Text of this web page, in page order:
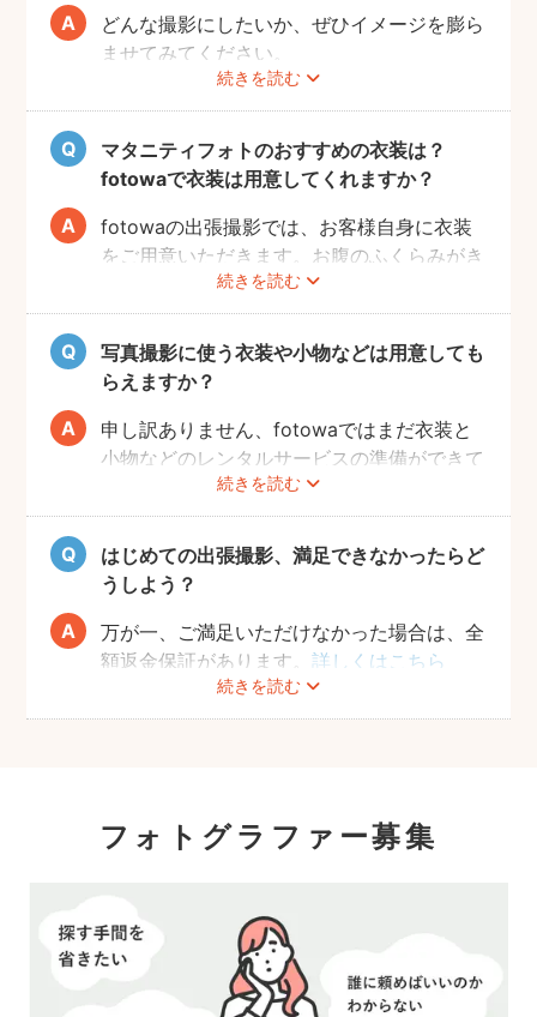
続きを読む
どんな撮影にしたいか、ぜひイメージを膨ら
ませてみてください。
Instagramやママ向けの雑誌などで、素敵な
撮影事例を見たり、サッシュベルト等の撮影
小物について情報収集するのも楽しいです
よ。また、何より大事なのは被写体のママと
お腹の赤ちゃんの健康です。当日無理せず撮
影を行えるよう、日々健やかに過ごしていた
だければと思います。
マタニティフォトのおすすめの衣装は？
fotowaで衣装は用意してくれますか？
続きを読む
fotowaの出張撮影では、お客様自身に衣装
をご用意いただきます。お腹のふくらみがき
れいに見える薄手のお洋服や、チューブトッ
プにスカート等で、素肌を写すスタイルも人
気です。どうぞお好きな衣装で撮影を楽しん
でくださいね。
写真撮影に使う衣装や小物などは用意しても
らえますか？
続きを読む
申し訳ありません、fotowaではまだ衣装と
小物などのレンタルサービスの準備ができて
おりませんので、お客様ご自身にご用意をお
願いしております。
はじめての出張撮影、満足できなかったらど
うしよう？
続きを読む
万が一、ご満足いただけなかった場合は、全
額返金保証があります。詳しくはこちら
フォトグラファー募集